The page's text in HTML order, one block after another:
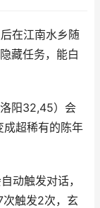
在江南水乡随
藏任务，能白
阳32,45）会
成超稀有的陈年
动触发对话，
触发2次，玄